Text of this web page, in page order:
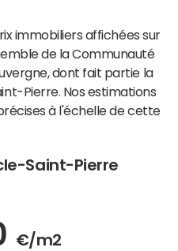
immobiliers affichées sur
de la Communauté
dont fait partie la
Pierre. Nos estimations
à l'échelle de cette
Saint-Pierre
€/m2